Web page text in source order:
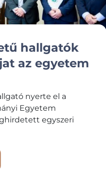
hallgatók
az egyetem
nyerte el a
Egyetem
egyszeri